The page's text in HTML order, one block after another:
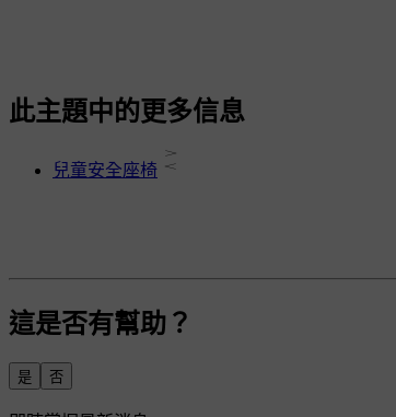
此主題中的更多信息
兒童安全座椅
這是否有幫助？
是 否